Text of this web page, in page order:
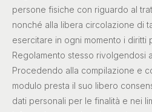
persone fisiche con riguardo al
nonché alla libera circolazione di
esercitare in ogni momento i diritti
Regolamento stesso rivolgendosi a
Procedendo alla compilazione e
modulo presta il suo libero
dati personali per le finalità e nei